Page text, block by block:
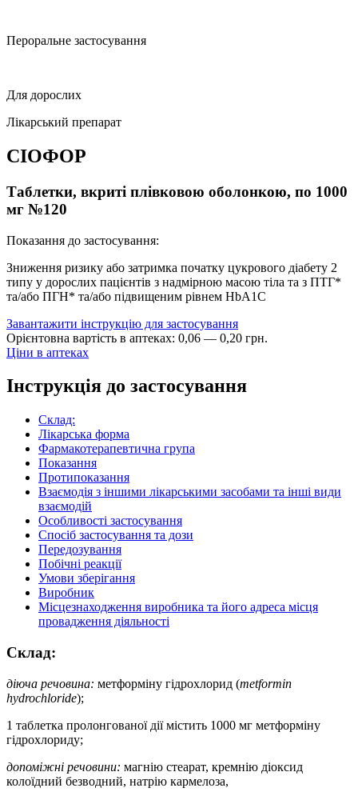
Пероральне застосування
Для дорослих
Лікарський препарат
СІОФОР
Таблетки, вкриті плівковою оболонкою, по 1000
мг №120
Показання до застосування:
Зниження ризику або затримка початку цукрового діабету 2
типу у дорослих пацієнтів з надмірною масою тіла та з ПТГ*
та/або ПГН* та/або підвищеним рівнем HbA1C
Завантажити інструкцію для застосування
Орієнтовна вартість в аптеках: 0,06 — 0,20 грн.
Ціни в аптеках
Інструкція до застосування
Склад:
Лікарська форма
Фармакотерапевтична група
Показання
Протипоказання
Взаємодія з іншими лікарськими засобами та інші види
взаємодій
Особливості застосування
Спосіб застосування та дози
Передозування
Побічні реакції
Умови зберігання
Виробник
Місцезнаходження виробника та його адреса місця
провадження діяльності
Склад:
діюча речовина: метформіну гідрохлорид (metformin
hydrochloride);
1 таблетка пролонгованої дії містить 1000 мг метформіну
гідрохлориду;
допоміжні речовини: магнію стеарат, кремнію діоксид
колоїдний безводний, натрію кармелоза,